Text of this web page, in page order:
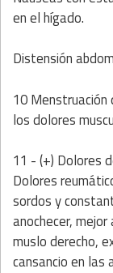
en el hígado.
Distensión
10 Menstruación
los dolores
11 - (+) Dolores
Dolores
sordos y
anochecer,
muslo derecho,
cansancio en las